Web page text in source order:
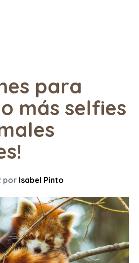
para
más selfies
por Isabel Pinto